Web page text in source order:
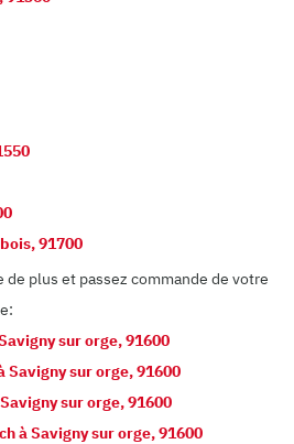
,91700
de plus et passez commande de votre
sur orge,91600
Savigny sur orge,91600
Savigny sur orge,91600
àSavigny sur orge,91600